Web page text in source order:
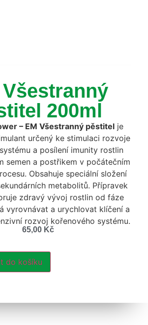
Všestranný
200ml
– EM Všestranný pěstitel je
určený ke stimulaci rozvoje
a posílení imunity rostlin
semen a postřikem v počátečním
Obsahuje speciální složení
metabolitů. Přípravek
zdravý vývoj rostlin od fáze
vyrovnávat a urychlovat klíčení a
rozvoj kořenového systému.
65,00 Kč
do košíku